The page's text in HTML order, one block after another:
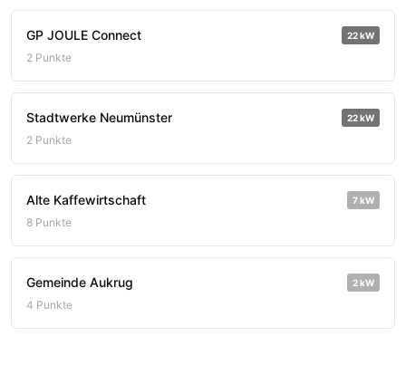
GP JOULE Connect 22 kW
2 Punkte
Stadtwerke Neumünster 22 kW
2 Punkte
Alte Kaffewirtschaft 7 kW
8 Punkte
Gemeinde Aukrug 2 kW
4 Punkte